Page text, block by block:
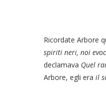
Ricordate Arbore
spiriti neri, noi
declamava Quel
Arbore, egli era il